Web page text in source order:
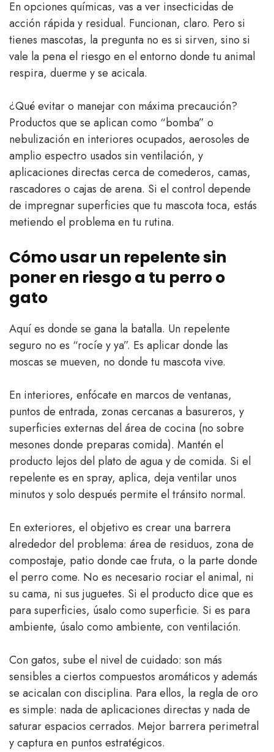
En opciones químicas, vas a ver insecticidas de
acción rápida y residual. Funcionan, claro. Pero si
tienes mascotas, la pregunta no es si sirven, sino si
vale la pena el riesgo en el entorno donde tu animal
respira, duerme y se acicala.
¿Qué evitar o manejar con máxima precaución?
Productos que se aplican como “bomba” o
nebulización en interiores ocupados, aerosoles de
amplio espectro usados sin ventilación, y
aplicaciones directas cerca de comederos, camas,
rascadores o cajas de arena. Si el control depende
de impregnar superficies que tu mascota toca, estás
metiendo el problema en tu rutina.
Cómo usar un repelente sin
poner en riesgo a tu perro o
gato
Aquí es donde se gana la batalla. Un repelente
seguro no es “rocíe y ya”. Es aplicar donde las
moscas se mueven, no donde tu mascota vive.
En interiores, enfócate en marcos de ventanas,
puntos de entrada, zonas cercanas a basureros, y
superficies externas del área de cocina (no sobre
mesones donde preparas comida). Mantén el
producto lejos del plato de agua y de comida. Si el
repelente es en spray, aplica, deja ventilar unos
minutos y solo después permite el tránsito normal.
En exteriores, el objetivo es crear una barrera
alrededor del problema: área de residuos, zona de
compostaje, patio donde cae fruta, o la parte donde
el perro come. No es necesario rociar el animal, ni
su cama, ni sus juguetes. Si el producto dice que es
para superficies, úsalo como superficie. Si es para
ambiente, úsalo como ambiente, con ventilación.
Con gatos, sube el nivel de cuidado: son más
sensibles a ciertos compuestos aromáticos y además
se acicalan con disciplina. Para ellos, la regla de oro
es simple: nada de aplicaciones directas y nada de
saturar espacios cerrados. Mejor barrera perimetral
y captura en puntos estratégicos.